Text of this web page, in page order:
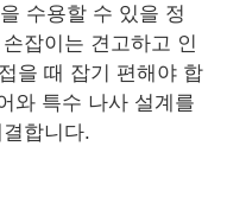
수용할 수 있을 정
잡이는 견고하고 인
을 때 잡기 편해야 합
와 특수 나사 설계를
합니다.